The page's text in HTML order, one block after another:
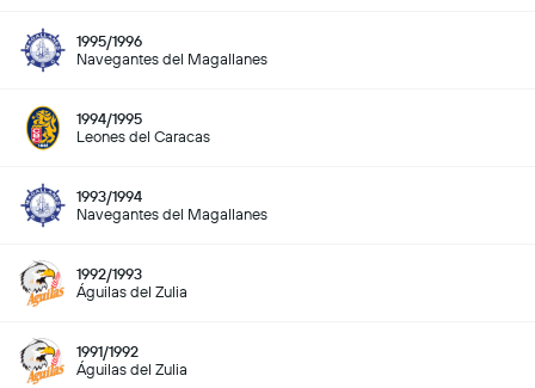
1995/1996
Navegantes del Magallanes
1994/1995
Leones del Caracas
1993/1994
Navegantes del Magallanes
1992/1993
Águilas del Zulia
1991/1992
Águilas del Zulia